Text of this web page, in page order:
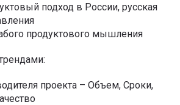
подход в России, русская
продуктового мышления
проекта – Объем, Сроки,